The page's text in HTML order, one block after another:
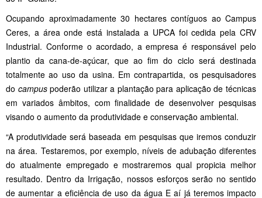
Ocupando aproximadamente 30 hectares contíguos ao Campus
Ceres, a área onde está instalada a UPCA foi cedida pela CRV
Industrial. Conforme o acordado, a empresa é responsável pelo
plantio da cana-de-açúcar, que ao fim do ciclo será destinada
totalmente ao uso da usina. Em contrapartida, os pesquisadores
do campuspoderão utilizar a plantação para aplicação de técnicas
em variados âmbitos, com finalidade de desenvolver pesquisas
visando o aumento da produtividade e conservação ambiental.
“A produtividade será baseada em pesquisas que iremos conduzir
na área. Testaremos, por exemplo, níveis de adubação diferentes
do atualmente empregado e mostraremos qual propicia melhor
resultado. Dentro da Irrigação, nossos esforços serão no sentido
de aumentar a eficiência de uso da água E aí já teremos impacto